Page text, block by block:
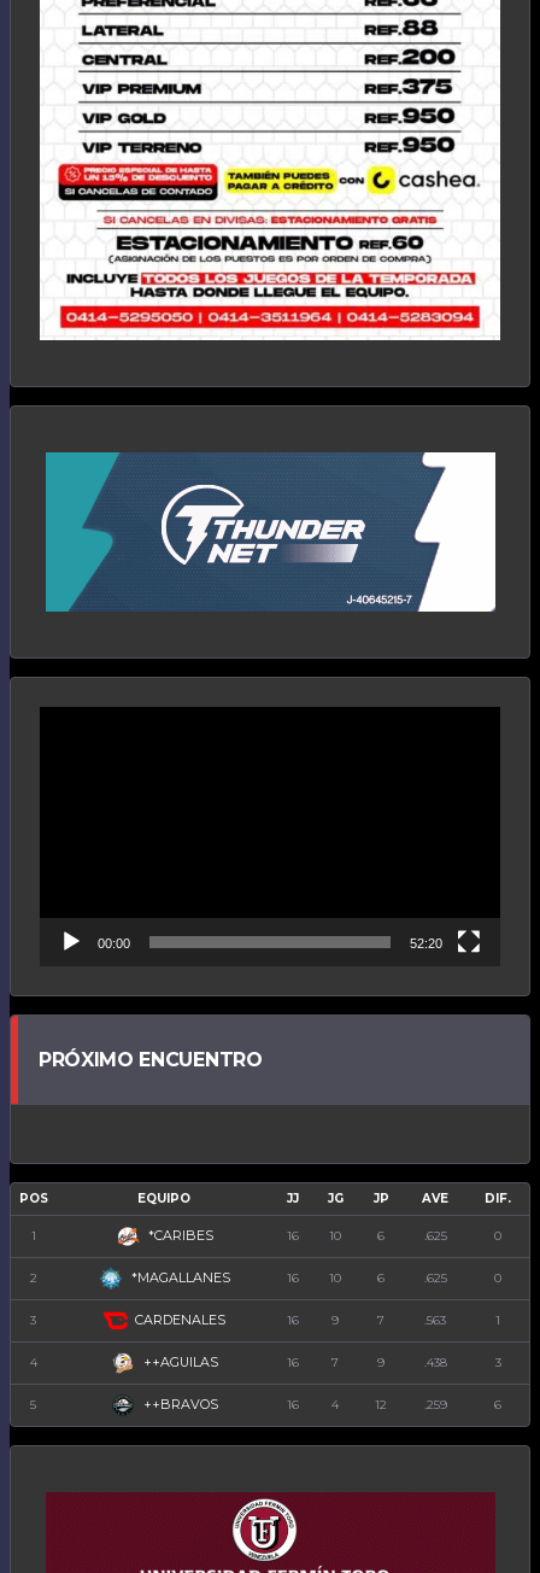
00:00 52:20
PRÓXIMO ENCUENTRO
POS EQUIPO JJ JG JP AVE DIF.
1 *CARIBES 16 10 6 .625 0
2 *MAGALLANES 16 10 6 .625 0
3 CARDENALES 16 9 7 .563 1
4 ++AGUILAS 16 7 9 .438 3
5 ++BRAVOS 16 4 12 .259 6